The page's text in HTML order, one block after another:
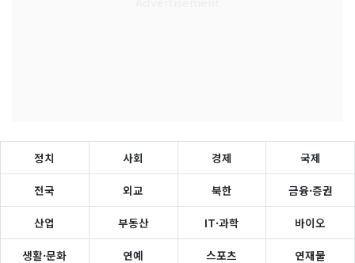
정치 사회 경제 국제
전국 외교 북한 금융·증권
산업 부동산 IT·과학 바이오
생활·문화 연예 스포츠 연재물